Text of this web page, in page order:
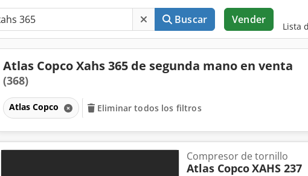
Buscar Vender
Lista
Atlas Copco Xahs 365 de segunda mano en venta
(368)
Atlas Copco Eliminar todos los filtros
Compresor de tornillo
Atlas CopcoXAHS 237